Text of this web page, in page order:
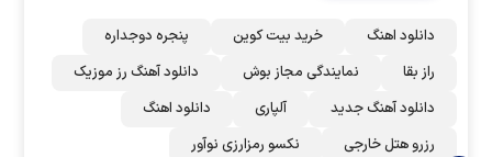
دانلود اهنگ خرید بیت کوین
پنجره دوجداره
راز بقا
نمایندگی مجاز بوش
دانلود آهنگ رز‌ موزیک
دانلود آهنگ جدید
آلپاری
دانلود اهنگ
رزرو هتل خارجی
نکسو رمزارزی نوآور